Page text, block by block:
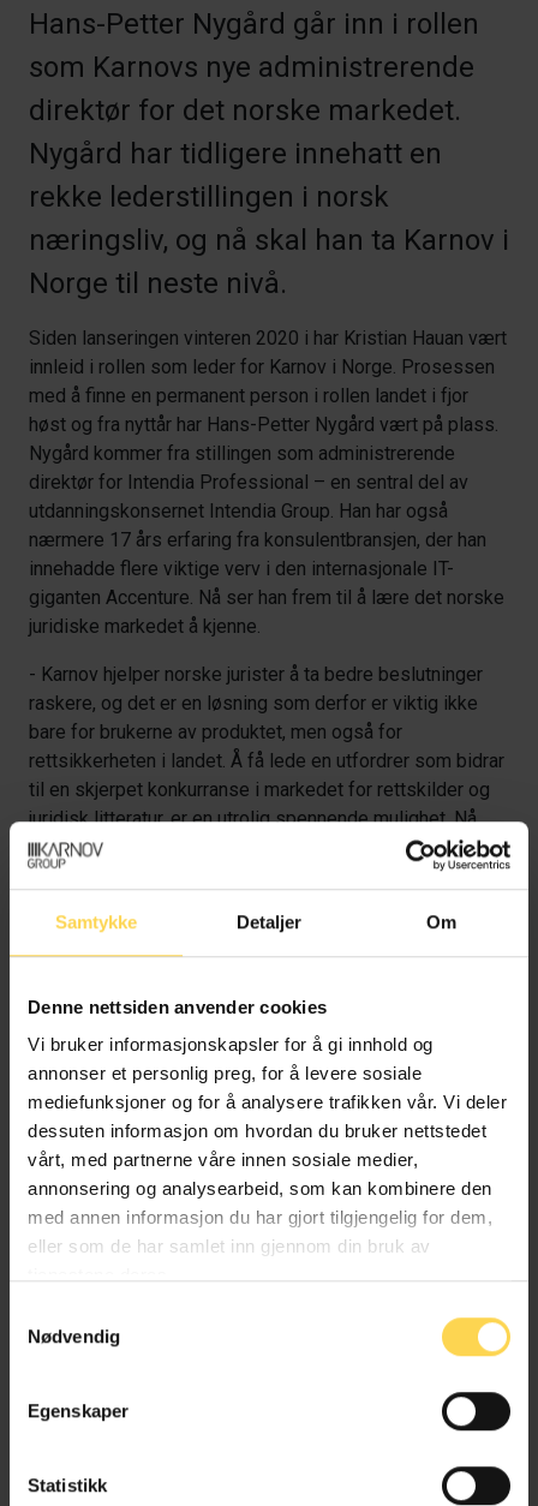
Samtykke Detaljer Om
Denne nettsiden anvender cookies
Vi bruker informasjonskapsler for å gi innhold og
annonser et personlig preg, for å levere sosiale
mediefunksjoner og for å analysere trafikken vår. Vi deler
dessuten informasjon om hvordan du bruker nettstedet
vårt, med partnerne våre innen sosiale medier,
annonsering og analysearbeid, som kan kombinere den
med annen informasjon du har gjort tilgjengelig for dem,
eller som de har samlet inn gjennom din bruk av
Nødvendig
Egenskaper
Statistikk
Hans-Petter Nygård går inn i rollen
som Karnovs nye administrerende
direktør for det norske markedet.
Nygård har tidligere innehatt en
rekke lederstillingen i norsk
næringsliv, og nå skal han ta Karnov i
Norge til neste nivå.
Siden lanseringen vinteren 2020 i har Kristian Hauan vært
innleid i rollen som leder for Karnov i Norge. Prosessen
med å finne en permanent person i rollen landet i fjor
høst og fra nyttår har Hans-Petter Nygård vært på plass.
Nygård kommer fra stillingen som administrerende
direktør for Intendia Professional – en sentral del av
utdanningskonsernet Intendia Group. Han har også
nærmere 17 års erfaring fra konsulentbransjen, der han
innehadde flere viktige verv i den internasjonale IT-
giganten Accenture. Nå ser han frem til å lære det norske
juridiske markedet å kjenne.
- Karnov hjelper norske jurister å ta bedre beslutninger
raskere, og det er en løsning som derfor er viktig ikke
bare for brukerne av produktet, men også for
rettsikkerheten i landet. Å få lede en utfordrer som bidrar
til en skjerpet konkurranse i markedet for rettskilder og
juridisk litteratur, er en utrolig spennende mulighet. Nå
gleder jeg meg stort til å bruke erfaringen min til å skape
et enda bedre Karnov til det beste for våre tusenvis av
teknologi- og kompetansevirksomheter som vil være